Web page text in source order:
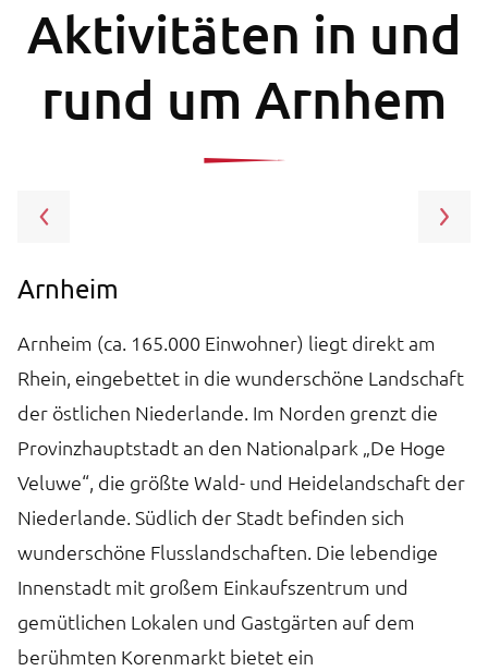
Aktivitäten in und
rund um Arnhem
Arnheim
Arnheim (ca. 165.000 Einwohner) liegt direkt am
Rhein, eingebettet in die wunderschöne Landschaft
der östlichen Niederlande. Im Norden grenzt die
Provinzhauptstadt an den Nationalpark „De Hoge
Veluwe“, die größte Wald- und Heidelandschaft der
Niederlande. Südlich der Stadt befinden sich
wunderschöne Flusslandschaften. Die lebendige
Innenstadt mit großem Einkaufszentrum und
gemütlichen Lokalen und Gastgärten auf dem
berühmten Korenmarkt bietet ein